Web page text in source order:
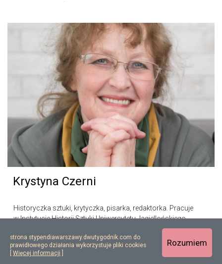
Krystyna Czerni
Historyczka sztuki, krytyczka, pisarka, redaktorka. Pracuje
w Instytucie Historii Sztuki Uniwersytetu Jagiellońskiego.
Specjalizuje się w sztuce polskiej XIX i XX wieku, artystach
kręgu Grupy Krakowskiej…
strona stypendiawarszawy.dwutygodnik.com do
prawidłowego działania wykorzystuje pliki cookies
Więcej informacji
Rozumiem